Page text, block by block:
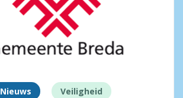
Nieuws Veiligheid